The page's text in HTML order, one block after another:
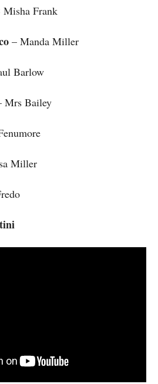
Misha Frank
– Manda Miller
Barlow
Mrs Bailey
Miller